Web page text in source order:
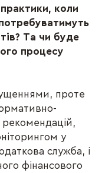
коли
Та чи буде
процесу
проте
рекомендацій,
у
служба, і
фінансового